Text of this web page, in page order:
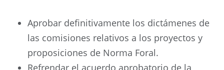
Aprobar definitivamente los dictámenes de
las comisiones relativos a los proyectos y
proposiciones de Norma Foral.
Refrendar el acuerdo aprobatorio de la